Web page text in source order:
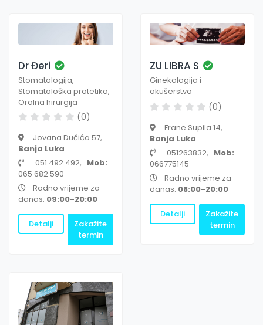
Dr Đeri
Stomatologija,
Stomatološka protetika,
Oralna hirurgija
(0)
Jovana Dučića 57,
Banja Luka
051 492 492, Mob:
065 682 590
Radno vrijeme za
danas: 09:00-20:00
Detalji
Zakažite
termin
ZU LIBRA S
Ginekologija i
akušerstvo
(0)
Frane Supila 14,
Banja Luka
051263832, Mob:
066775145
Radno vrijeme za
danas: 08:00-20:00
Detalji
Zakažite
termin